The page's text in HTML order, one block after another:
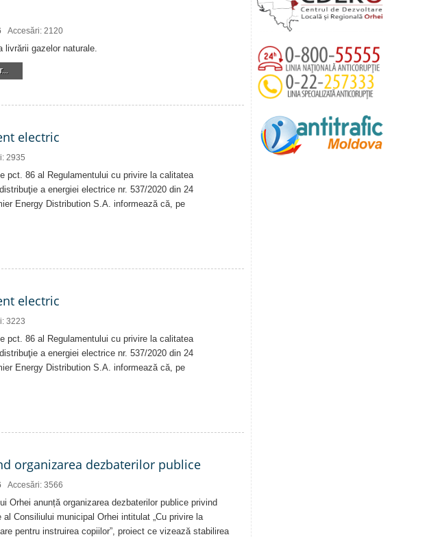
Accesări: 2120
livrării gazelor naturale.
electric
2935
pct. 86 al Regulamentului cu privire la calitatea
a energiei electrice nr. 537/2020 din 24
Energy Distribution S.A. informează că, pe
electric
3223
pct. 86 al Regulamentului cu privire la calitatea
a energiei electrice nr. 537/2020 din 24
Energy Distribution S.A. informează că, pe
organizarea dezbaterilor publice
Accesări: 3566
Orhei anunță organizarea dezbaterilor publice privind
Consiliului municipal Orhei intitulat „Cu privire la
pentru instruirea copiilor”, proiect ce vizează stabilirea